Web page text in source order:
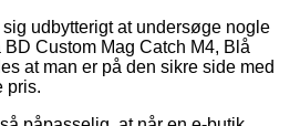
udbytterigt at undersøge nogle
Custom Mag Catch M4, Blå
at man er på den sikre side med
pris.